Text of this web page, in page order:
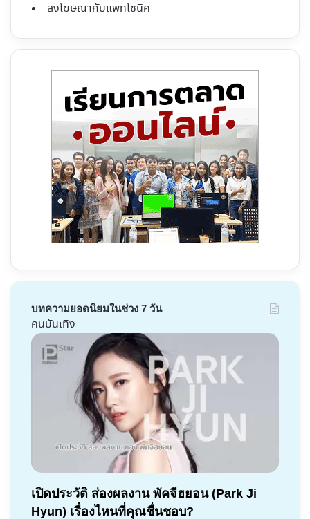
ลงโฆษณากับแพทโซนิค
บทความยอดนิยมในช่วง 7 วัน
คนบันเทิง
เปิดประวัติ ส่องผลงาน พัคจีฮยอน (Park Ji
Hyun) เรื่องไหนที่คุณชื่นชอบ?